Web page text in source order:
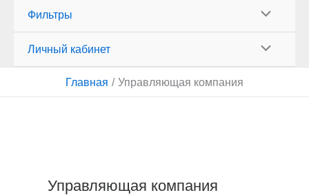
Фильтры
Личный кабинет
Главная Управляющая компания
Управляющая компания